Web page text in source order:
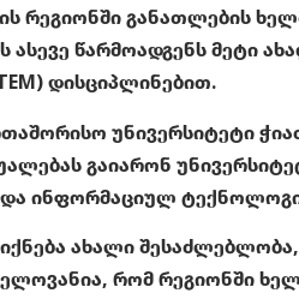
რეგიონში განათლების
წარმოადგენს მეტი
დისციპლინებით.
უნივერსიტეტი
გაიარონ
ინფორმაციულ
ახალი
რომ რეგიონში